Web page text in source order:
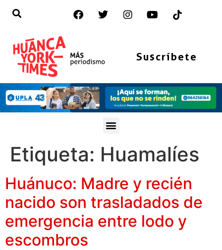
Suscríbete
Etiqueta: Huamalíes
Huánuco: Madre y recién
nacido son trasladados de
emergencia entre lodo y
escombros